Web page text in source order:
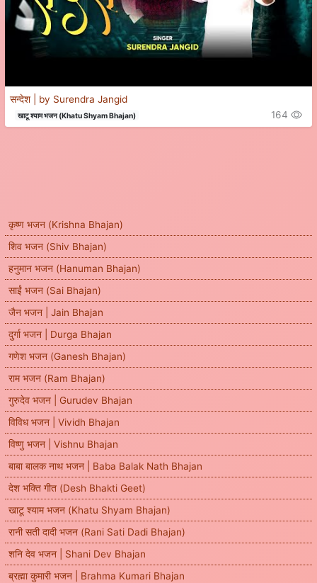
कृष्ण भजन (Krishna Bhajan)
शिव भजन (Shiv Bhajan)
हनुमान भजन (Hanuman Bhajan)
साईं भजन (Sai Bhajan)
जैन भजन | Jain Bhajan
दुर्गा भजन | Durga Bhajan
गणेश भजन (Ganesh Bhajan)
राम भजन (Ram Bhajan)
गुरुदेव भजन | Gurudev Bhajan
विविध भजन | Vividh Bhajan
विष्णु भजन | Vishnu Bhajan
बाबा बालक नाथ भजन | Baba Balak Nath Bhajan
देश भक्ति गीत (Desh Bhakti Geet)
खाटू श्याम भजन (Khatu Shyam Bhajan)
रानी सती दादी भजन (Rani Sati Dadi Bhajan)
शनि देव भजन | Shani Dev Bhajan
ब्रह्मा कुमारी भजन | Brahma Kumari Bhajan
सन्देश | by Surendra Jangid
खाटू श्याम भजन (Khatu Shyam Bhajan) 164